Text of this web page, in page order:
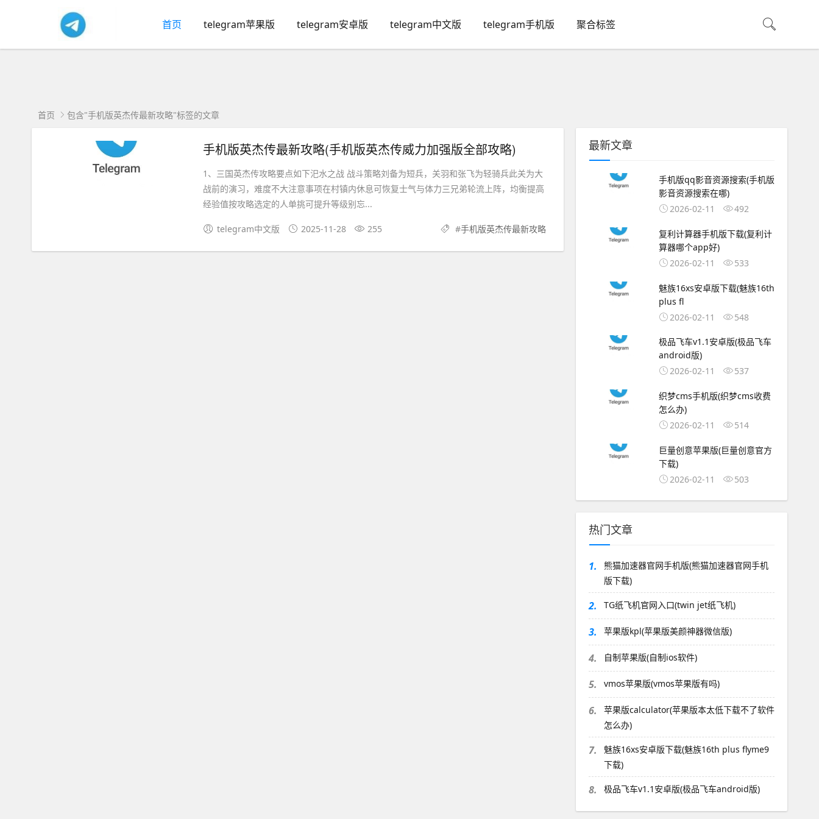
首页 telegram苹果版 telegram安卓版 telegram中文版 telegram手机版 聚合标签
首页 包含"手机版英杰传最新攻略"标签的文章
手机版英杰传最新攻略(手机版英杰传威力加强版全部攻略)
1、三国英杰传攻略要点如下汜水之战 战斗策略刘备为短兵，关羽和张飞为轻骑兵此关为大
战前的演习，难度不大注意事项在村镇内休息可恢复士气与体力三兄弟轮流上阵，均衡提高
经验值按攻略选定的人单挑可提升等级别忘...
telegram中文版 2025-11-28 255 #手机版英杰传最新攻略
最新文章
手机版qq影音资源搜索(手机版
影音资源搜索在哪)
2026-02-11
492
复利计算器手机版下载(复利计
算器哪个app好)
2026-02-11
533
魅族16xs安卓版下载(魅族16th
plus fl
2026-02-11
548
极品飞车v1.1安卓版(极品飞车
android版)
2026-02-11
537
织梦cms手机版(织梦cms收费
怎么办)
2026-02-11
514
巨量创意苹果版(巨量创意官方
下载)
2026-02-11
503
热门文章
1.
熊猫加速器官网手机版(熊猫加速器官网手机
版下载)
2. TG纸飞机官网入口(twin jet纸飞机)
3. 苹果版kpl(苹果版美颜神器微信版)
4. 自制苹果版(自制ios软件)
5. vmos苹果版(vmos苹果版有吗)
6.
苹果版calculator(苹果版本太低下载不了软件
怎么办)
7.
魅族16xs安卓版下载(魅族16th plus flyme9
下载)
8. 极品飞车v1.1安卓版(极品飞车android版)